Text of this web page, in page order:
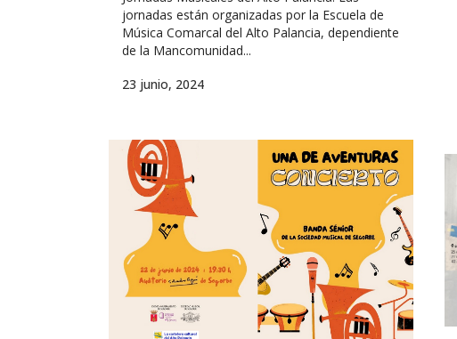
jornadas están organizadas por la Escuela de
Música Comarcal del Alto Palancia, dependiente
de la Mancomunidad...
23 junio, 2024